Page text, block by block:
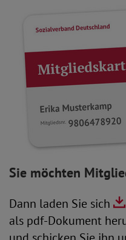
Sie möchten
Dann laden Sie sich
als pdf-Dokument